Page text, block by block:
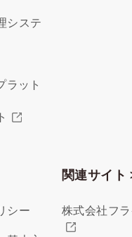
システ
ラット
シー
関連サイト
株式会社フ